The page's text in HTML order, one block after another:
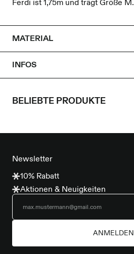
Ferdi ist 1,75m und trägt Größe M.
MATERIAL
INFOS
BELIEBTE PRODUKTE
Newsletter
10% Rabatt
Aktionen & Neuigkeiten
ANMELDEN